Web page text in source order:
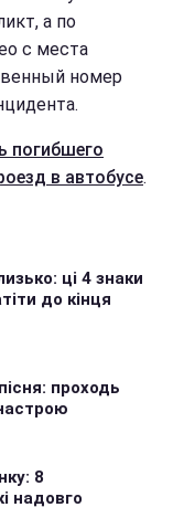
а по
с места
номер
погибшего
в автобусе.
ці 4 знаки
до кінця
проходь
8
надовго